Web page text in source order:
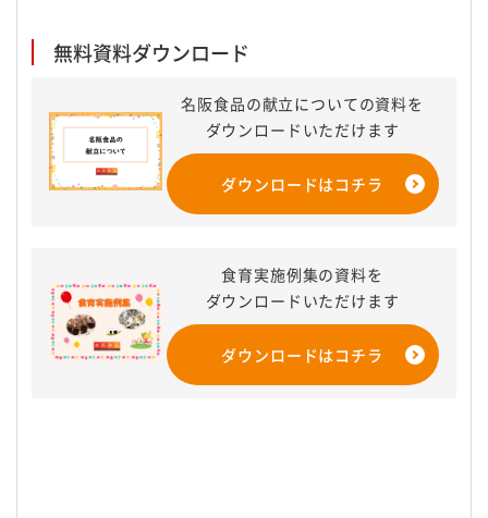
無料資料ダウンロード​
名阪食品の献立についての資料を
ダウンロードいただけます
ダウンロードはコチラ
食育実施例集の資料を
ダウンロードいただけます
ダウンロードはコチラ